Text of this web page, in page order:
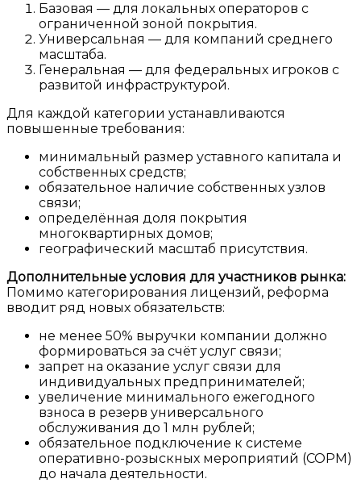
Базовая — для локальных операторов с
ограниченной зоной покрытия.
Универсальная — для компаний среднего
масштаба.
Генеральная — для федеральных игроков с
развитой инфраструктурой.
Для каждой категории устанавливаются
повышенные требования:
минимальный размер уставного капитала и
собственных средств;
обязательное наличие собственных узлов
связи;
определённая доля покрытия
многоквартирных домов;
географический масштаб присутствия.
Дополнительные условия для участников рынка:
Помимо категорирования лицензий, реформа
вводит ряд новых обязательств:
не менее 50% выручки компании должно
формироваться за счёт услуг связи;
запрет на оказание услуг связи для
индивидуальных предпринимателей;
увеличение минимального ежегодного
взноса в резерв универсального
обслуживания до 1 млн рублей;
обязательное подключение к системе
оперативно-розыскных мероприятий (СОРМ)
до начала деятельности.